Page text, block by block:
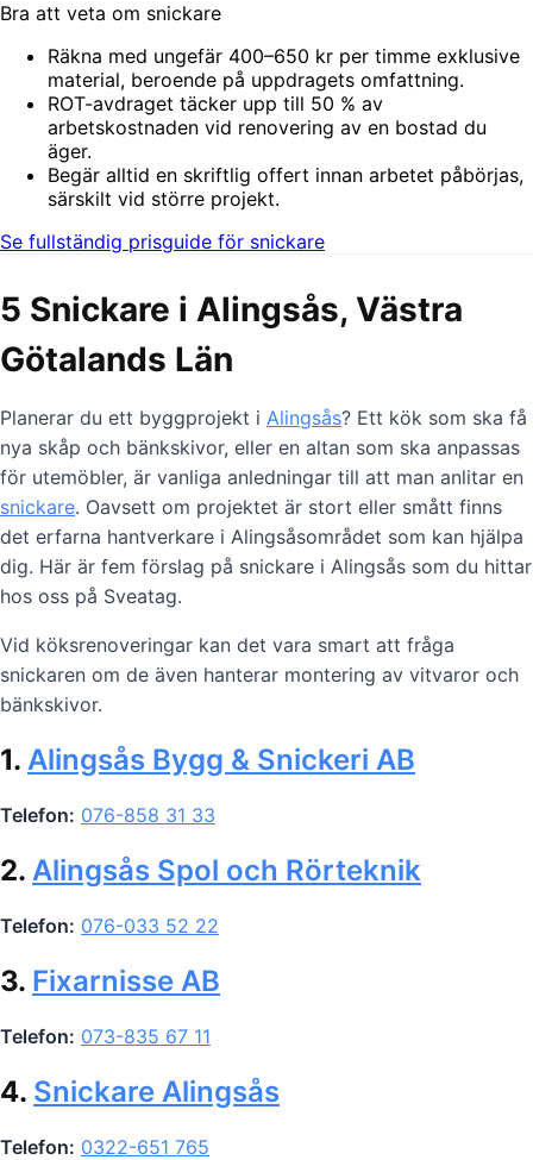
Bra att veta om snickare
Räkna med ungefär 400–650 kr per timme exklusive
material, beroende på uppdragets omfattning.
ROT-avdraget täcker upp till 50 % av
arbetskostnaden vid renovering av en bostad du
äger.
Begär alltid en skriftlig offert innan arbetet påbörjas,
särskilt vid större projekt.
Se fullständig prisguide för snickare
5 Snickare i Alingsås, Västra
Götalands Län
Planerar du ett byggprojekt i Alingsås? Ett kök som ska få
nya skåp och bänkskivor, eller en altan som ska anpassas
för utemöbler, är vanliga anledningar till att man anlitar en
snickare. Oavsett om projektet är stort eller smått finns
det erfarna hantverkare i Alingsåsområdet som kan hjälpa
dig. Här är fem förslag på snickare i Alingsås som du hittar
hos oss på Sveatag.
Vid köksrenoveringar kan det vara smart att fråga
snickaren om de även hanterar montering av vitvaror och
bänkskivor.
1. Alingsås Bygg & Snickeri AB
Telefon: 076-858 31 33
2. Alingsås Spol och Rörteknik
Telefon: 076-033 52 22
3. Fixarnisse AB
Telefon: 073-835 67 11
4. Snickare Alingsås
Telefon: 0322-651 765